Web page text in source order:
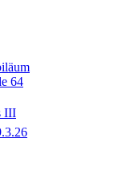
64
III